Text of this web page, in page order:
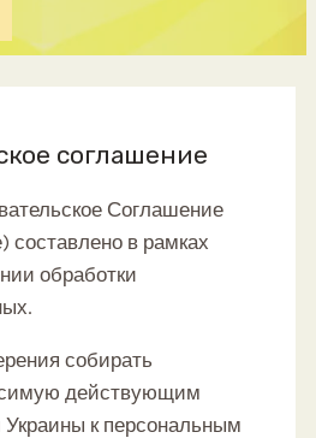
соглашение
Соглашение
составлено в рамках
обработки
собирать
действующим
Украины к персональным